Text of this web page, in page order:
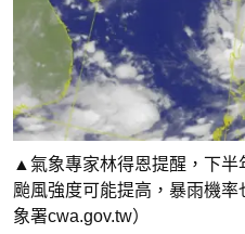
▲氣象專家林得恩提醒，下半
颱風強度可能提高，暴雨機
象署cwa.gov.tw）